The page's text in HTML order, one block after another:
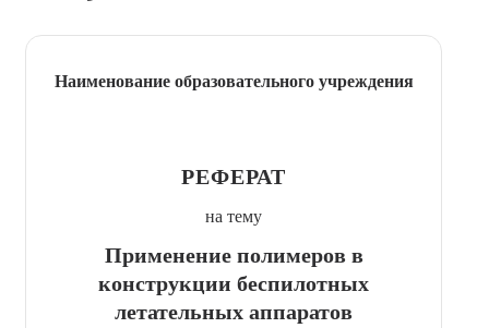
Наименование образовательного учреждения
РЕФЕРАТ
на тему
Применение полимеров в
конструкции беспилотных
летательных аппаратов